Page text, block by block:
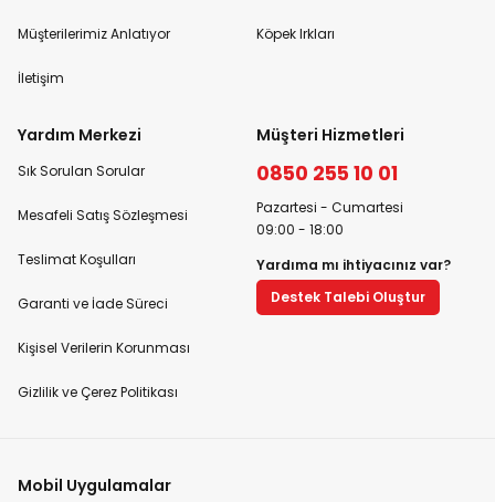
Müşterilerimiz Anlatıyor
İletişim
Köpek Irkları
Yardım Merkezi
Sık Sorulan Sorular
Mesafeli Satış Sözleşmesi
Teslimat Koşulları
Garanti ve İade Süreci
Kişisel Verilerin Korunması
Gizlilik ve Çerez Politikası
Müşteri Hizmetleri
0850 255 10 01
Pazartesi - Cumartesi
09:00 - 18:00
Yardıma mı ihtiyacınız var?
Destek Talebi Oluştur
Mobil Uygulamalar